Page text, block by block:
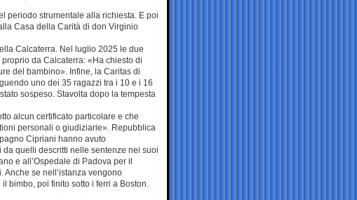
periodo strumentale alla richiesta. E poi
Casa della Carità di don Virginio
Calcaterra. Nel luglio 2025 le due
da Calcaterra: «Ha chiesto di
del bambino». Infine, la Caritas di
uno dei 35 ragazzi tra i 10 e i 16
sospeso. Stavolta dopo la tempesta
alcun certificato particolare e che
personali o giudiziarie». Repubblica
Cipriani hanno avuto
quelli descritti nelle sentenze nei suoi
e all’Ospedale di Padova per il
se nell’istanza vengono
bimbo, poi finito sotto i ferri a Boston.